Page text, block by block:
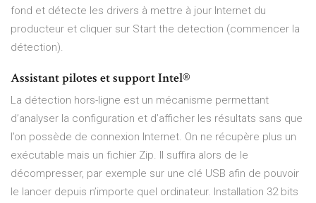
fond et détecte les drivers à mettre à jour Internet du
producteur et cliquer sur Start the detection (commencer la
détection).
Assistant pilotes et support Intel®
La détection hors-ligne est un mécanisme permettant
d’analyser la configuration et d’afficher les résultats sans que
l’on possède de connexion Internet. On ne récupère plus un
exécutable mais un fichier Zip. Il suffira alors de le
décompresser, par exemple sur une clé USB afin de pouvoir
le lancer depuis n’importe quel ordinateur. Installation 32 bits